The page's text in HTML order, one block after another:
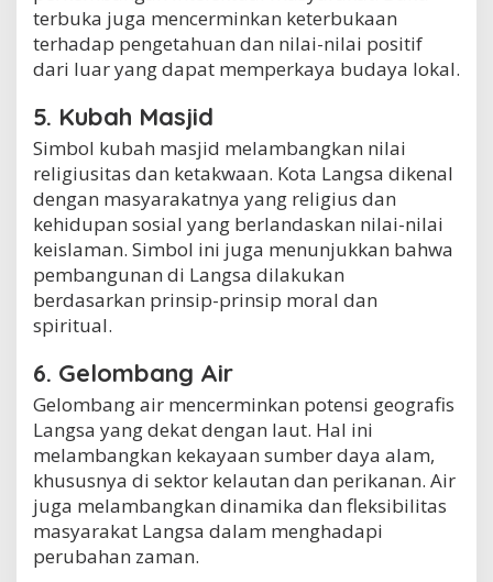
terbuka juga mencerminkan keterbukaan
terhadap pengetahuan dan nilai-nilai positif
dari luar yang dapat memperkaya budaya lokal.
5. Kubah Masjid
Simbol kubah masjid melambangkan nilai
religiusitas dan ketakwaan. Kota Langsa dikenal
dengan masyarakatnya yang religius dan
kehidupan sosial yang berlandaskan nilai-nilai
keislaman. Simbol ini juga menunjukkan bahwa
pembangunan di Langsa dilakukan
berdasarkan prinsip-prinsip moral dan
spiritual.
6. Gelombang Air
Gelombang air mencerminkan potensi geografis
Langsa yang dekat dengan laut. Hal ini
melambangkan kekayaan sumber daya alam,
khususnya di sektor kelautan dan perikanan. Air
juga melambangkan dinamika dan fleksibilitas
masyarakat Langsa dalam menghadapi
perubahan zaman.